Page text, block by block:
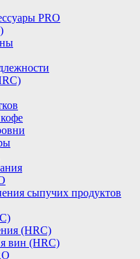
PRO
сыпучих продуктов
(HRC)
вин (HRC)